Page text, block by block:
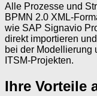
Alle Prozesse und
BPMN 2.0 XML-
wie SAP Signavio
direkt importieren
bei der Modellierung
ITSM-Projekten.
Ihre Vorteile